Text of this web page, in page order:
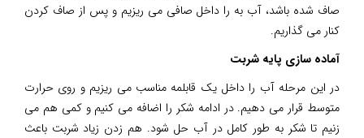
صاف شده باشد، آب به را داخل صافی می ریزیم و پس از صاف کردن
کنار می گذاریم.
آماده سازی پایه شربت
در این مرحله آب را داخل یک قابلمه مناسب می ریزیم و روی حرارت
متوسط قرار می دهیم. در ادامه شکر را اضافه می کنیم و کمی هم می
زنیم تا شکر به طور کامل در آب حل شود. هم زدن زیاد شربت باعث